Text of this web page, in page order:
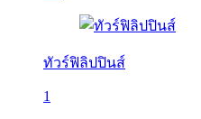
ทัวร์ฟิลิปปินส์
1